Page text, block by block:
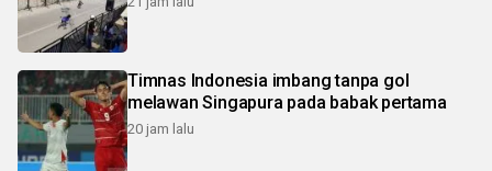
Timnas Indonesia imbang tanpa gol
melawan Singapura pada babak pertama
20 jam lalu